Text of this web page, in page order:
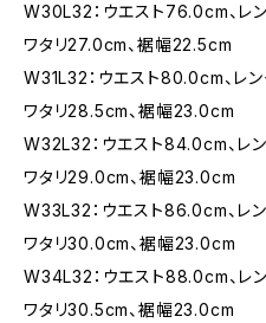
W30L32：ウエスト76.0cm、レ
ワタリ27.0cm、裾幅22.5cm
W31L32：ウエスト80.0cm、レ
ワタリ28.5cm、裾幅23.0cm
W32L32：ウエスト84.0cm、レ
ワタリ29.0cm、裾幅23.0cm
W33L32：ウエスト86.0cm、レ
ワタリ30.0cm、裾幅23.0cm
W34L32：ウエスト88.0cm、レ
ワタリ30.5cm、裾幅23.0cm